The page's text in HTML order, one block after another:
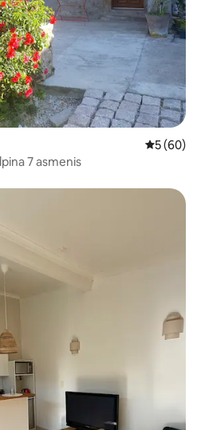
Vidutinis
5 (60)
Dédé et Néné“ talpina 7 asmenis